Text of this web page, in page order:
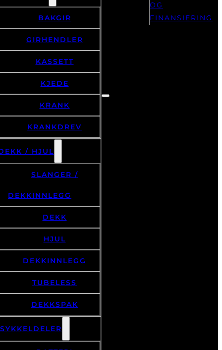
BAKGIR
GIRHENDLER
KASSETT
KJEDE
KRANK
KRANKDREV
/ HJUL
SLANGER /
DEKKINNLEGG
DEKK
HJUL
DEKKINNLEGG
TUBELESS
DEKKSPAK
OG
FINANSIERING